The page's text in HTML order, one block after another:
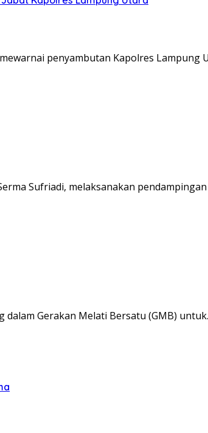
penyambutan Kapolres Lampung
Sufriadi, melaksanakan
dalam Gerakan Melati Bersatu (GMB)